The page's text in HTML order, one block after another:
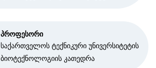
პროფესორი
საქართველოს ტექნიკური უნივერსიტეტის
ბიოტექნოლოგიის კათედრა